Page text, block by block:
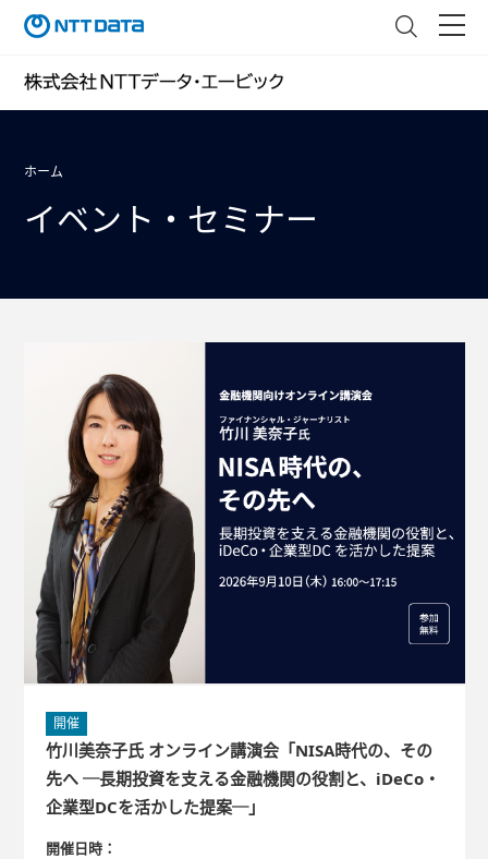
ホーム
イベント・セミナー
開催
竹川美奈子氏 オンライン講演会「NISA時代の、その
先へ ─長期投資を支える金融機関の役割と、iDeCo・
企業型DCを活かした提案─」
開催日時：